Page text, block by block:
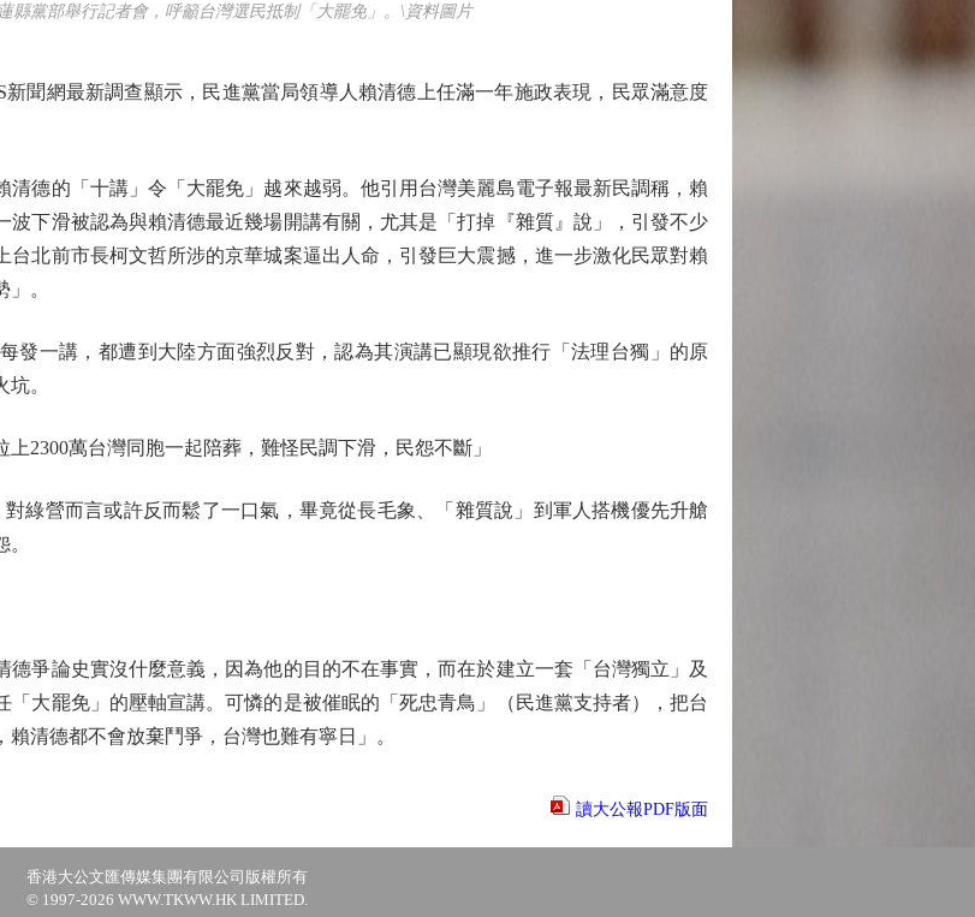
黨部舉行記者會，呼籲台灣選民抵制「大罷免」。\資料圖片
網最新調查顯示，民進黨當局領導人賴清德上任滿一年施政表現，民眾滿意度
德的「十講」令「大罷免」越來越弱。他引用台灣美麗島電子報最新民調稱，賴
下滑被認為與賴清德最近幾場開講有關，尤其是「打掉『雜質』說」，引發不少
台北前市長柯文哲所涉的京華城案逼出人命，引發巨大震撼，進一步激化民眾對賴
。
一講，都遭到大陸方面強烈反對，認為其演講已顯現欲推行「法理台獨」的原
。
萬台灣同胞一起陪葬，難怪民調下滑，民怨不斷」
營而言或許反而鬆了一口氣，畢竟從長毛象、「雜質說」到軍人搭機優先升艙
論史實沒什麼意義，因為他的目的不在事實，而在於建立一套「台灣獨立」及
大罷免」的壓軸宣講。可憐的是被催眠的「死忠青鳥」（民進黨支持者），把台
清德都不會放棄鬥爭，台灣也難有寧日」。
讀大公報PDF版面
香港大公文匯傳媒集團有限公司版權所有
© 1997-2026 WWW.TKWW.HK LIMITED.